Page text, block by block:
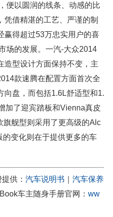
便以圆润的线条、动感的比
借精湛的工艺、严谨的制
赢得超过53万忠实用户的喜
场的发展。一汽-大众2014
造型设计方面保持不变，主
款速腾在配置方面首次全
向盘，而包括1.6L舒适型和1.
加了迎宾踏板和Vienna真皮
旗舰型则采用了更高级的Alc
变化则在于提供更多的车
供： 汽车说明书
汽车保养
车主随身手册官网： ww